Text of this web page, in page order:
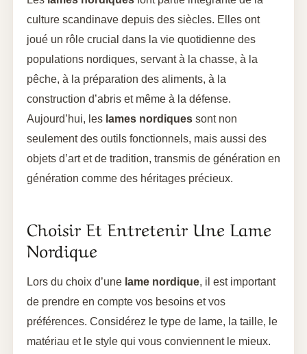
culture scandinave depuis des siècles. Elles ont
joué un rôle crucial dans la vie quotidienne des
populations nordiques, servant à la chasse, à la
pêche, à la préparation des aliments, à la
construction d’abris et même à la défense.
Aujourd’hui, les lames nordiques sont non
seulement des outils fonctionnels, mais aussi des
objets d’art et de tradition, transmis de génération en
génération comme des héritages précieux.
Choisir Et Entretenir Une Lame
Nordique
Lors du choix d’une lame nordique, il est important
de prendre en compte vos besoins et vos
préférences. Considérez le type de lame, la taille, le
matériau et le style qui vous conviennent le mieux.